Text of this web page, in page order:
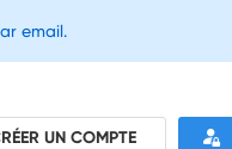
UN COMPTE
email.